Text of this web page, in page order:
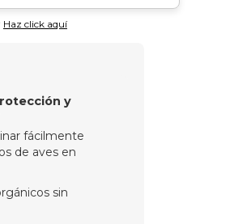
Haz click aquí
y
fácilmente
de aves en
sin